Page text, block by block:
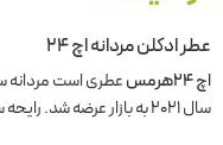
عطر ادکلن مردانه اچ 24
اچ 24 هرمسعطری است
سال 2021 به بازار عرضه شد. رایحه سازنده این عطر کریستین ناگل است.